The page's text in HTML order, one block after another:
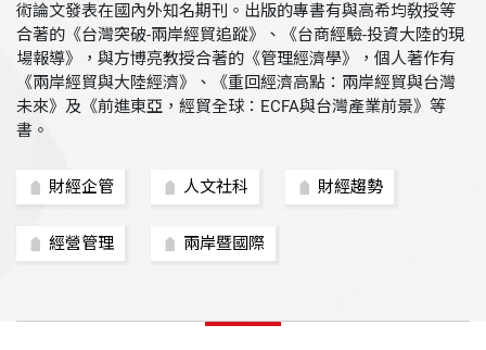
術論文發表在國內外知名期刊。出版的專書有與高希均敎授等
合著的《台灣突破-兩岸經貿追蹤》、《台商經驗-投資大陸的現
場報導》，與方博亮教授合著的《管理經濟學》，個人著作有
《兩岸經貿與大陸經濟》、《重回經濟高點：兩岸經貿與台灣
未來》及《前進東亞，經貿全球：ECFA與台灣產業前景》等
書。
財經企管 人文社科 財經趨勢
經營管理 兩岸暨國際